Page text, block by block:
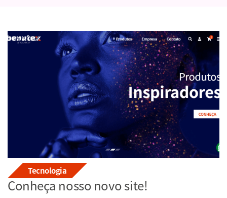
Tecnologia
Conheça nosso novo site!